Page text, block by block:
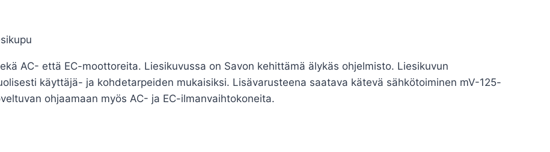
AC- että EC-moottoreita. Liesikuvussa on Savon kehittämä älykäs ohjelmisto. Liesikuvun
käyttäjä- ja kohdetarpeiden mukaisiksi. Lisävarusteena saatava kätevä sähkötoiminen mV-125-
ohjaamaan myös AC- ja EC-ilmanvaihtokoneita.